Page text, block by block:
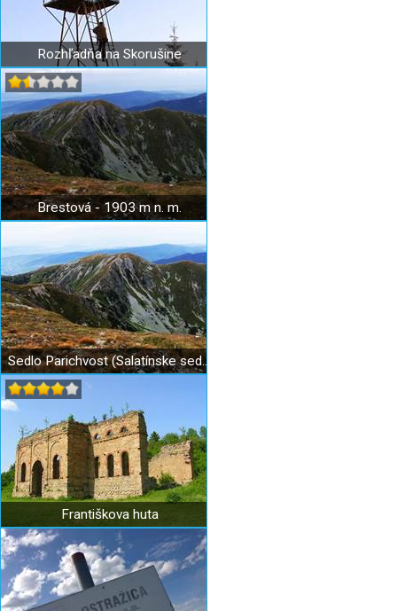
Rozhľadňa na Skorušine
Brestová - 1903 m n. m.
Sedlo Parichvost (Salatínske sedlo) - 1870 m n. m.
Františkova huta